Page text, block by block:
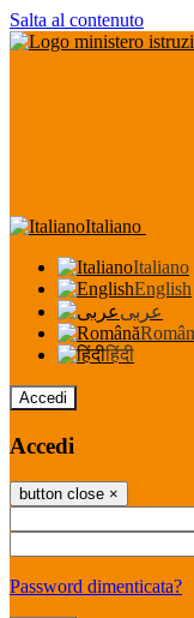
Salta al contenuto
Italiano
Italiano
English
عربى
हिंदी
Accedi
Accedi
button close ×
Password dimenticata?